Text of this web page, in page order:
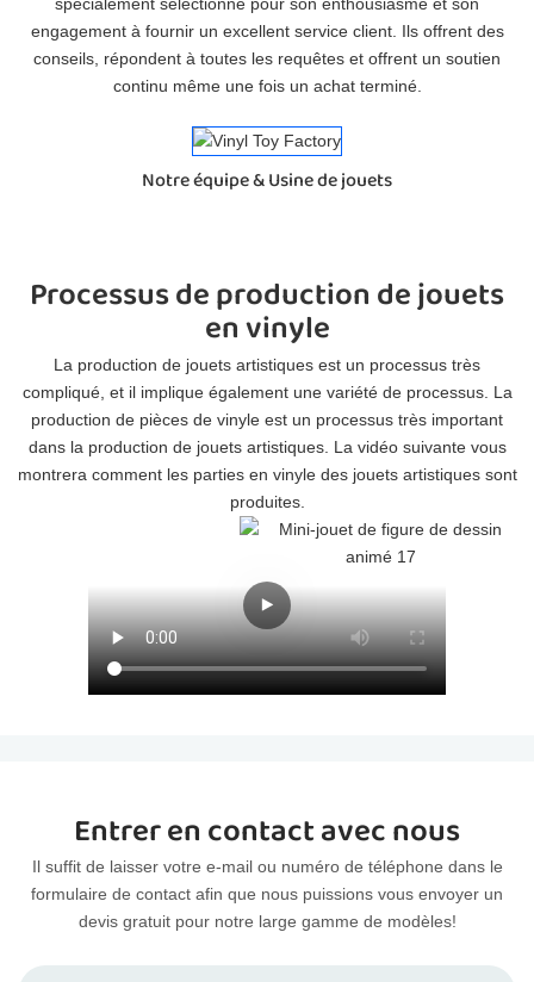
engagement à fournir un excellent service client. Ils offrent des
conseils, répondent à toutes les requêtes et offrent un soutien
continu même une fois un achat terminé.
Notre équipe & Usine de jouets
Processus de production de jouets
en vinyle
La production de jouets artistiques est un processus très
compliqué, et il implique également une variété de processus. La
production de pièces de vinyle est un processus très important
dans la production de jouets artistiques. La vidéo suivante vous
montrera comment les parties en vinyle des jouets artistiques sont
produites.
Entrer en contact avec nous
Il suffit de laisser votre e-mail ou numéro de téléphone dans le
formulaire de contact afin que nous puissions vous envoyer un
devis gratuit pour notre large gamme de modèles!